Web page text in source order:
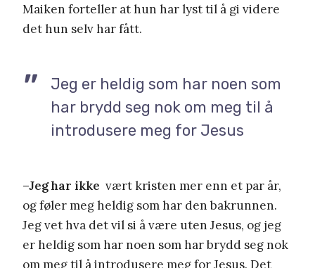
Maiken forteller at hun har lyst til å gi videre
det hun selv har fått.
Jeg er heldig som har noen som
har brydd seg nok om meg til å
introdusere meg for Jesus
–Jeg har ikke vært kristen mer enn et par år,
og føler meg heldig som har den bakrunnen.
Jeg vet hva det vil si å være uten Jesus, og jeg
er heldig som har noen som har brydd seg nok
om meg til å introdusere meg for Jesus. Det